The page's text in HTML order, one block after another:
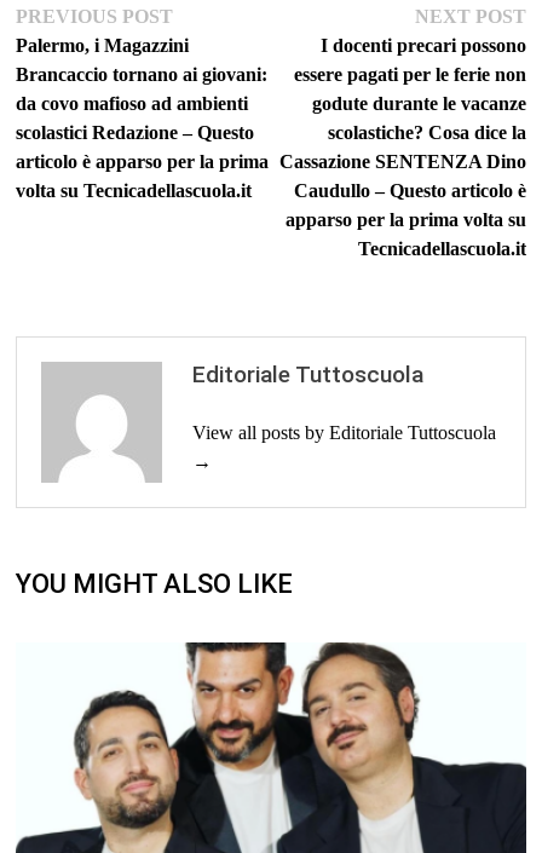
Navigazione
articoli
PREVIOUS POSTPrevious
post:
Palermo, i Magazzini
Brancaccio tornano ai giovani:
da covo mafioso ad ambienti
scolastici Redazione – Questo
articolo è apparso per la prima
volta su Tecnicadellascuola.it
NEXT POST
I docenti precari possono
essere pagati per le ferie non
godute durante le vacanze
scolastiche? Cosa dice la
Cassazione SENTENZA Dino
Caudullo – Questo articolo è
apparso per la prima volta su
Tecnicadellascuola.it
Editoriale Tuttoscuola
View all posts by Editoriale Tuttoscuola
→
YOU MIGHT ALSO LIKE